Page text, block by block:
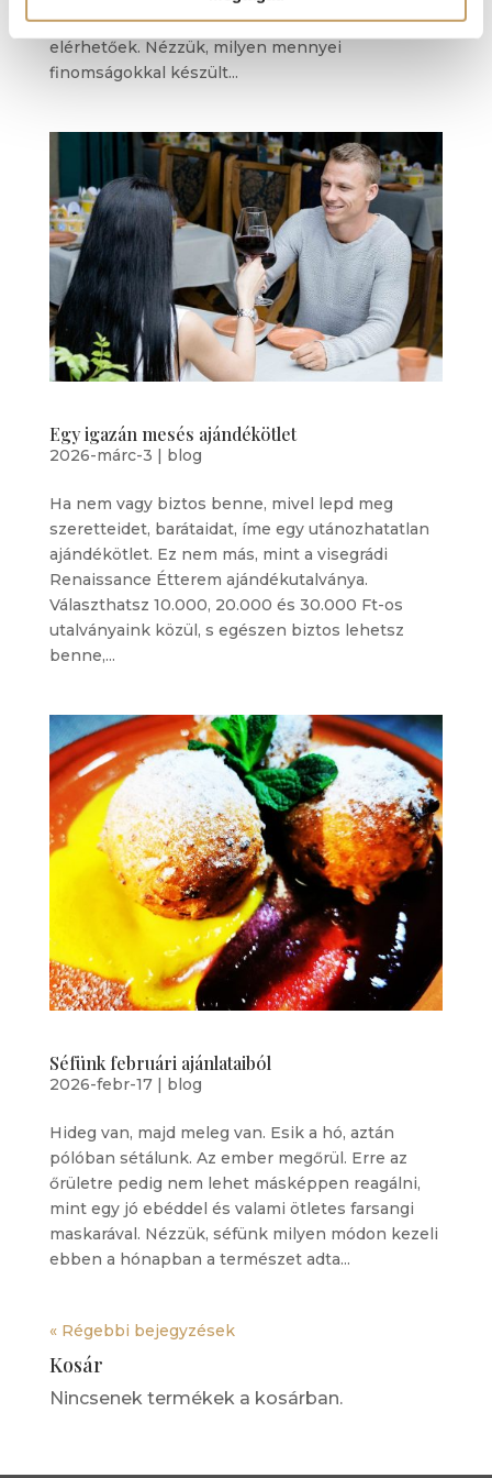
csupán ebben az időszakban lesznek
elérhetőek. Nézzük, milyen mennyei
finomságokkal készült...
Egy igazán mesés ajándékötlet
2026-márc-3 blog
Ha nem vagy biztos benne, mivel lepd meg
szeretteidet, barátaidat, íme egy utánozhatatlan
ajándékötlet. Ez nem más, mint a visegrádi
Renaissance Étterem ajándékutalványa.
Választhatsz 10.000, 20.000 és 30.000 Ft-os
utalványaink közül, s egészen biztos lehetsz
benne,...
Séfünk februári ajánlataiból
2026-febr-17| blog
Hideg van, majd meleg van. Esik a hó, aztán
pólóban sétálunk. Az ember megőrül. Erre az
őrületre pedig nem lehet másképpen reagálni,
mint egy jó ebéddel és valami ötletes farsangi
maskarával. Nézzük, séfünk milyen módon kezeli
ebben a hónapban a természet adta...
« Régebbi bejegyzések
Kosár
Nincsenek termékek a kosárban.